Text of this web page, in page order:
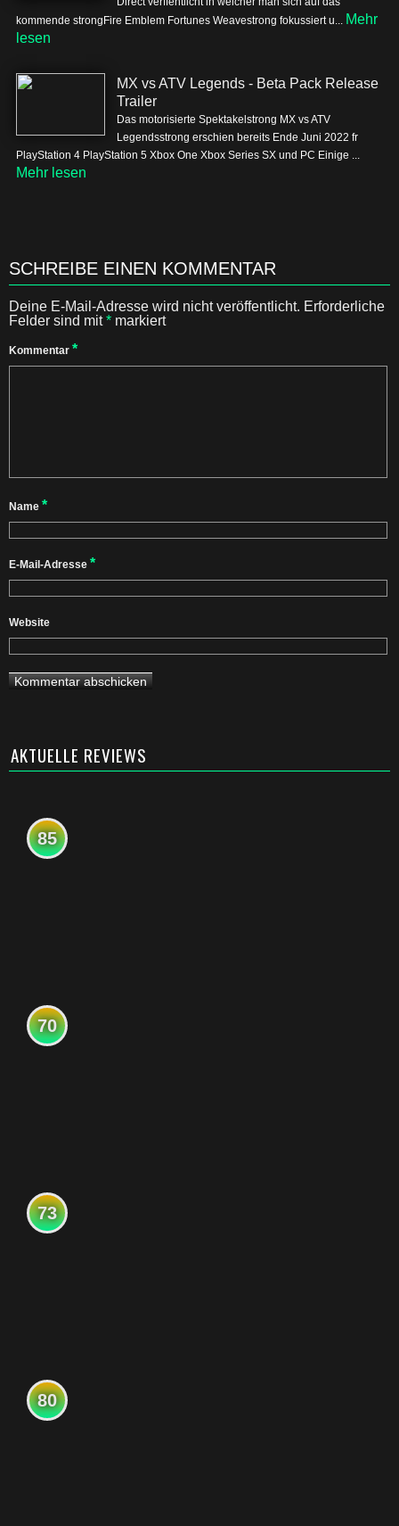
kommende strongFire Emblem Fortunes Weavestrong fokussiert u... Mehr
lesen
MX vs ATV Legends - Beta Pack Release
Trailer
Das motorisierte Spektakelstrong MX vs ATV
Legendsstrong erschien bereits Ende Juni 2022 fr
PlayStation 4 PlayStation 5 Xbox One Xbox Series SX und PC Einige ...
Mehr lesen
SCHREIBE EINEN KOMMENTAR
Deine E-Mail-Adresse wird nicht veröffentlicht. Erforderliche
Felder sind mit* markiert
Kommentar *
Name *
E-Mail-Adresse *
Website
AKTUELLE REVIEWS
85
70
73
80